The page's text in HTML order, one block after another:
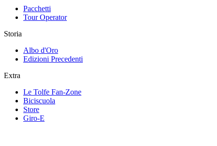
Pacchetti
Tour Operator
Storia
Albo d'Oro
Edizioni Precedenti
Extra
Le Tolfe Fan-Zone
Biciscuola
Store
Giro-E